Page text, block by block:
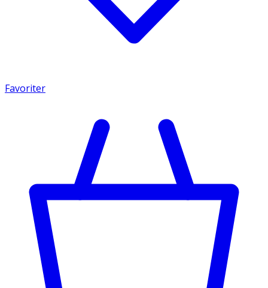
Favoriter